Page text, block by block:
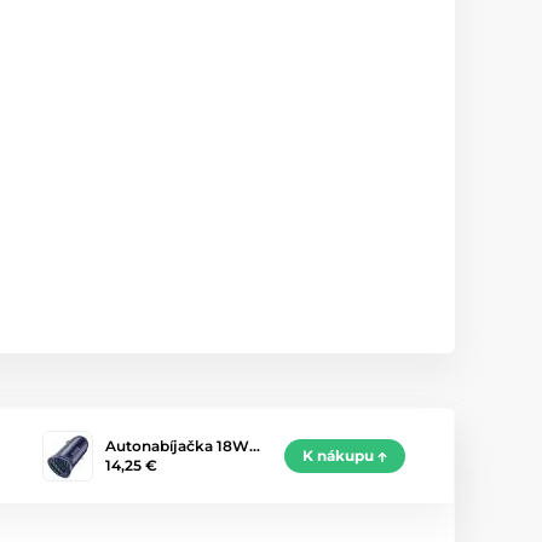
Autonabíjačka 18W…
14,25 €
K nákupu